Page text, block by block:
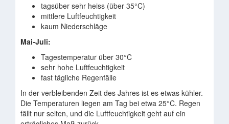
tagsüber sehr heiss (über 35°C)
mittlere Luftfeuchtigkeit
kaum Niederschläge
Mai-Juli:
Tagestemperatur über 30°C
sehr hohe Luftfeuchtigkeit
fast tägliche Regenfälle
In der verbleibenden Zeit des Jahres ist es etwas kühler.
Die Temperaturen liegen am Tag bei etwa 25°C. Regen
fällt nur selten, und die Luftfeuchtigkeit geht auf ein